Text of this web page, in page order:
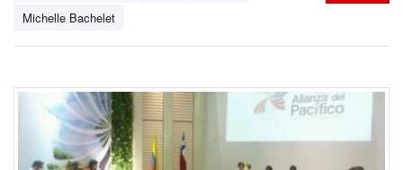
Michelle Bachelet